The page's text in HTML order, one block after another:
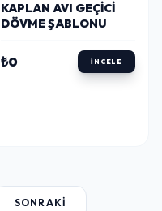
KAPLAN AVI GEÇICI
DÖVME ŞABLONU
₺0 İNCELE
SONRAKI